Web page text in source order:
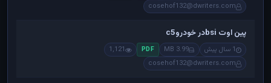
cosehof132@dwriters.com
پین اوت bsiدر خودروc5
1 سال پیش 3.99 MB
PDF
1,121
cosehof132@dwriters.com